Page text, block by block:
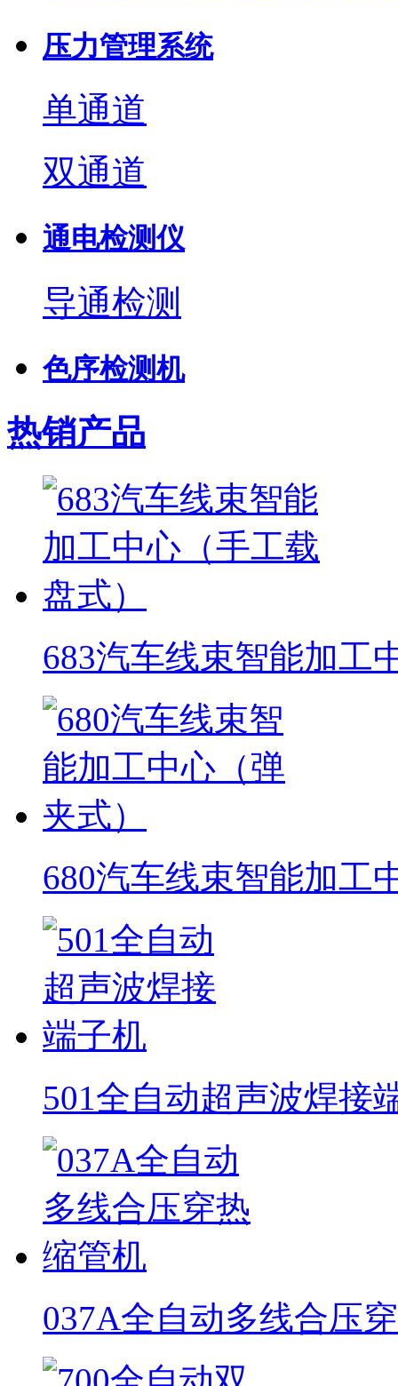
压力管理系统
单通道
双通道
通电检测仪
导通检测
色序检测机
热销产品
683汽车线束智能加工
680汽车线束智能加工
501全自动超声波焊接
037A全自动多线合压